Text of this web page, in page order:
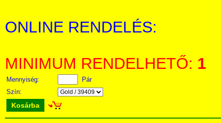
ONLINE RENDELÉS:
MINIMUM RENDELHETŐ: 1
Mennyiség:
Pár
Szín:
Kosárba